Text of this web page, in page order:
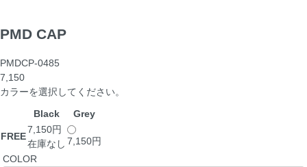
PMD CAP
PMDCP-0485
7,150
カラーを選択してください。
Black
Grey
FREE
7,150円
在庫なし 7,150円
COLOR